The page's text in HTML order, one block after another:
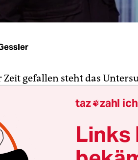
Zeit gefallen steht das
einigen Werkshallen
eher schlichter Art
taz zahl ich
Links